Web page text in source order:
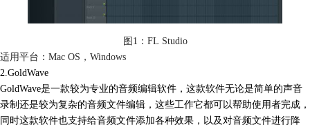
图1：FL Studio
适用平台：Mac OS，Windows
2. GoldWave
GoldWave是一款较为专业的音频编辑软件，这款软件无论是简单的声音
录制还是较为复杂的音频文件编辑，这些工作它都可以帮助使用者完成，
同时这款软件也支持给音频文件添加各种效果，以及对音频文件进行降